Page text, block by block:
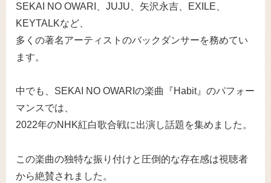
SEKAI NO OWARI、JUJU、矢沢永吉、EXILE、
KEYTALKなど、
多くの著名アーティストのバックダンサーを務めてい
ます。
中でも、SEKAI NO OWARIの楽曲『Habit』のパフォー
マンスでは、
2022年のNHK紅白歌合戦に出演し話題を集めました。
この楽曲の独特な振り付けと圧倒的な存在感は視聴者
から絶賛されました。